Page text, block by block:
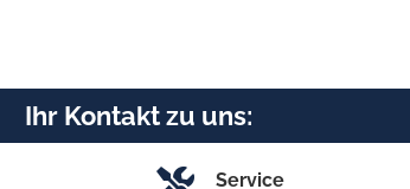
Ihr Kontakt zu uns:
Service